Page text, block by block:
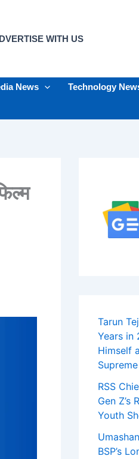
WITH US
News Technology
Tarun
Years in
Himself
RSS
Gen Z’s
Youth
BSP’s